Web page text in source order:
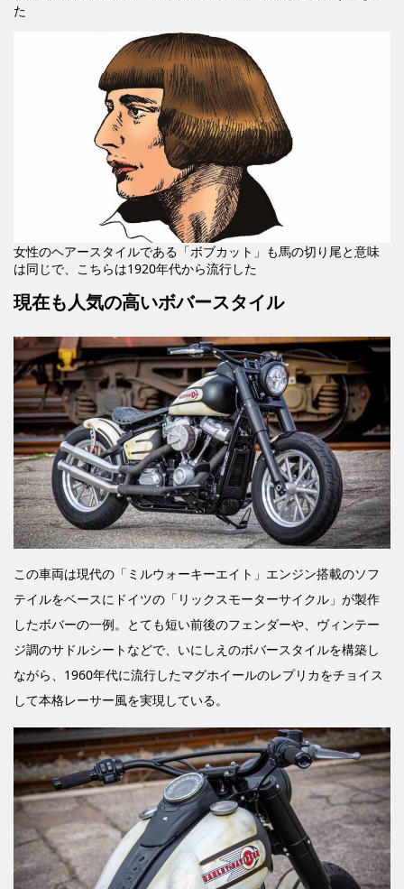
た
女性のヘアースタイルである「ボブカット」も馬の切り尾と意味
は同じで、こちらは1920年代から流行した
現在も人気の高いボバースタイル
この車両は現代の「ミルウォーキーエイト」エンジン搭載のソフ
テイルをベースにドイツの「リックスモーターサイクル」が製作
したボバーの一例。とても短い前後のフェンダーや、ヴィンテー
ジ調のサドルシートなどで、いにしえのボバースタイルを構築し
ながら、1960年代に流行したマグホイールのレプリカをチョイス
して本格レーサー風を実現している。